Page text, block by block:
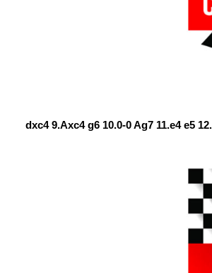
dxc4 9.Axc4 g6 10.0-0 Ag7 11.e4 e5